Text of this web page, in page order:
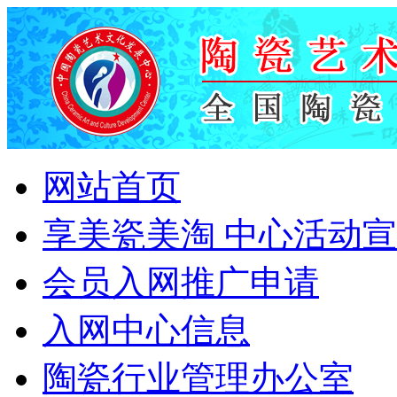
网站首页
享美瓷美淘 中心活动
会员入网推广申请
入网中心信息
陶瓷行业管理办公室